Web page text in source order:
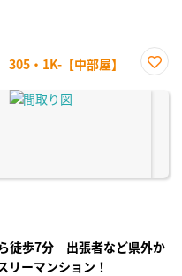
・1K-【中部屋】
に入
徒歩7分 出張者など県外か
リーマンション！